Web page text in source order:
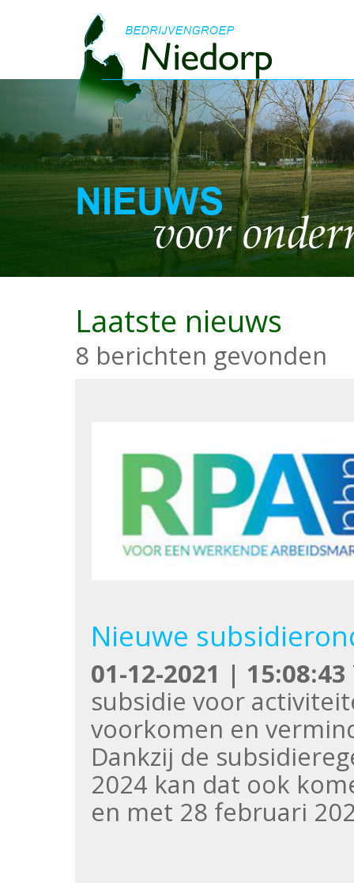
Laatste nieuws
8 berichten gevonden
Nieuwe
01-12-2021 | 15:08:43
subsidie voor
voorkomen en
Dankzij de
2024 kan dat ook
en met 28 februari